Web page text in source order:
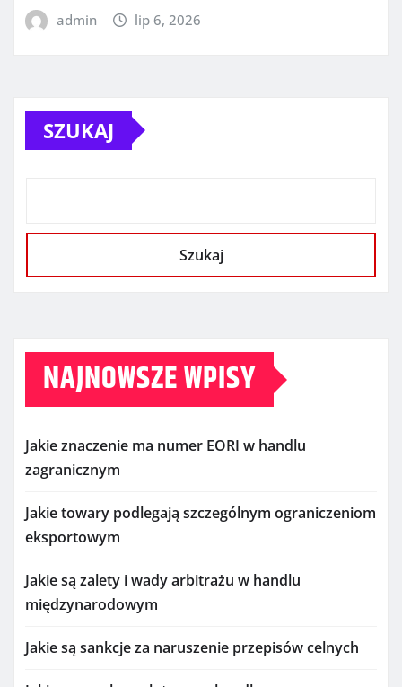
admin lip 6, 2026
SZUKAJ
Szukaj
NAJNOWSZE WPISY
Jakie znaczenie ma numer EORI w handlu
zagranicznym
Jakie towary podlegają szczególnym ograniczeniom
eksportowym
Jakie są zalety i wady arbitrażu w handlu
międzynarodowym
Jakie są sankcje za naruszenie przepisów celnych